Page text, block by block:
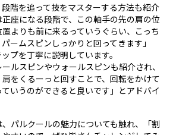
階を追って技をマスターする方法も紹介
座になる段階で、この軸手の先の肩の位
よりも前に来るっていうぐらい、こっち
ームスピンしっかりと回ってきます」
プを丁寧に説明しています。
ルスピンやウォールスピンも紹介され、
肩をくるーっと回すことで、回転をかけて
いうのができると良いです」とアドバイ
パルクールの魅力についても触れ、「割